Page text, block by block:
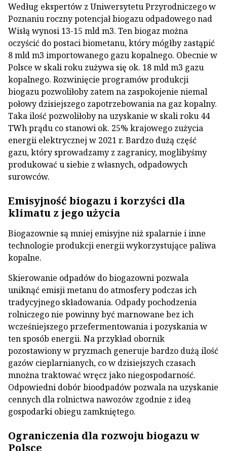
Według ekspertów z Uniwersytetu Przyrodniczego w
Poznaniu roczny potencjał biogazu odpadowego nad
Wisłą wynosi 13-15 mld m3. Ten biogaz można
oczyścić do postaci biometanu, który mógłby zastąpić
8 mld m3 importowanego gazu kopalnego. Obecnie w
Polsce w skali roku zużywa się ok. 18 mld m3 gazu
kopalnego. Rozwinięcie programów produkcji
biogazu pozwoliłoby zatem na zaspokojenie niemal
połowy dzisiejszego zapotrzebowania na gaz kopalny.
Taka ilość pozwoliłoby na uzyskanie w skali roku 44
TWh prądu co stanowi ok. 25% krajowego zużycia
energii elektrycznej w 2021 r. Bardzo dużą część
gazu, który sprowadzamy z zagranicy, moglibyśmy
produkować u siebie z własnych, odpadowych
surowców.
Emisyjność biogazu i korzyści dla
klimatu z jego użycia
Biogazownie są mniej emisyjne niż spalarnie i inne
technologie produkcji energii wykorzystujące paliwa
kopalne.
Skierowanie odpadów do biogazowni pozwala
uniknąć emisji metanu do atmosfery podczas ich
tradycyjnego składowania. Odpady pochodzenia
rolniczego nie powinny być marnowane bez ich
wcześniejszego przefermentowania i pozyskania w
ten sposób energii. Na przykład obornik
pozostawiony w pryzmach generuje bardzo dużą ilość
gazów cieplarnianych, co w dzisiejszych czasach
mnożna traktować wręcz jako niegospodarność.
Odpowiedni dobór bioodpadów pozwala na uzyskanie
cennych dla rolnictwa nawozów zgodnie z ideą
gospodarki obiegu zamkniętego.
Ograniczenia dla rozwoju biogazu w
Polsce